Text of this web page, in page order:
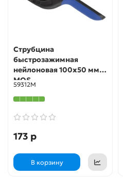
Струбцина
быстрозажимная
нейлоновая 100x50 мм
MOS
59312М
173 р
В корзину